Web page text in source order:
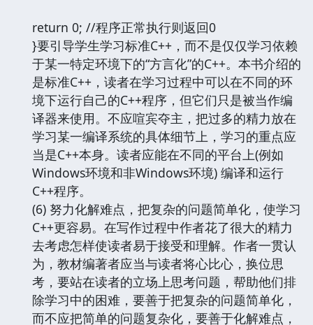
return 0; //程序正常执行则返回0
}要引导学生学习标准C++，而不是仅仅学习依赖
于某一特定环境下的“方言化”的C++。本书介绍的
是标准C++，读者在学习过程中可以在不同的环
境下运行自己的C++程序，但它们只是被当作编
译器来使用。不应喧宾夺主，把过多的精力放在
学习某一编译系统的具体细节上，学习的重点应
当是C++本身。读者应能在不同的平台上(例如
Windows环境和非Windows环境) 编译和运行
C++程序。
(6) 努力化解难点，把复杂的问题简单化，使学习
C++更容易。在写作过程中作者花了很大的精力
去考虑怎样使读者易于接受和理解。作者一贯认
为，教材编著者应当与读者将心比心，换位思
考，要站在读者的立场上思考问题，帮助他们排
除学习中的困难，要善于把复杂的问题简单化，
而不应把简单的问题复杂化，要善于化解难点，